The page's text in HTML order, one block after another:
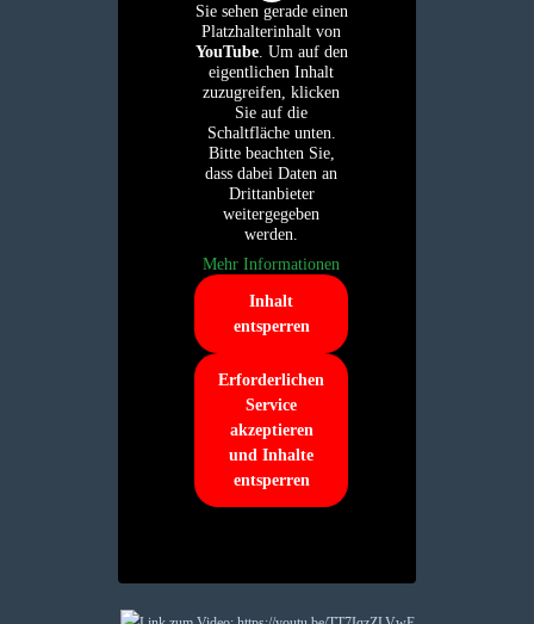
Sie sehen gerade einen
Platzhalterinhalt von
YouTube. Um auf den
eigentlichen Inhalt
zuzugreifen, klicken
Sie auf die
Schaltfläche unten.
Bitte beachten Sie,
dass dabei Daten an
Drittanbieter
weitergegeben
werden.
Mehr Informationen
Inhalt
entsperren
Erforderlichen
Service
akzeptieren
und Inhalte
entsperren